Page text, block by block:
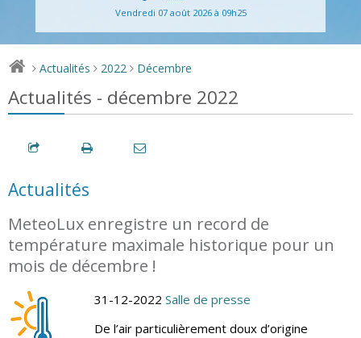
Vendredi 07 août 2026 à 09h25
> Actualités > 2022 > Décembre
Actualités - décembre 2022
Actualités
MeteoLux enregistre un record de
température maximale historique pour un
mois de décembre !
31-12-2022 Salle de presse
De l’air particulièrement doux d’origine